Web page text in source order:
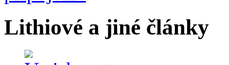
Lithiové a jiné články